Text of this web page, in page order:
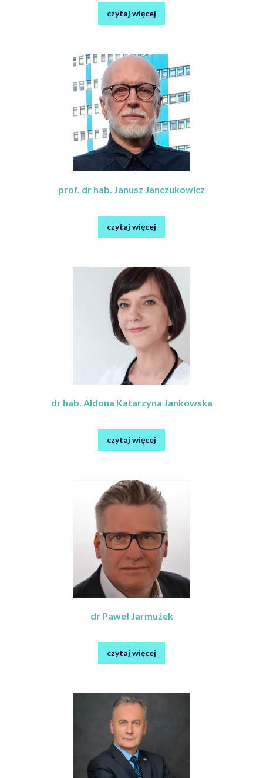
czytaj więcej
prof. dr hab. Janusz Janczukowicz
czytaj więcej
dr hab. Aldona Katarzyna Jankowska
czytaj więcej
dr Paweł Jarmużek
czytaj więcej